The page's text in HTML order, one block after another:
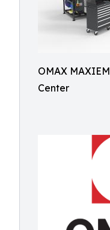
OMAX
Center